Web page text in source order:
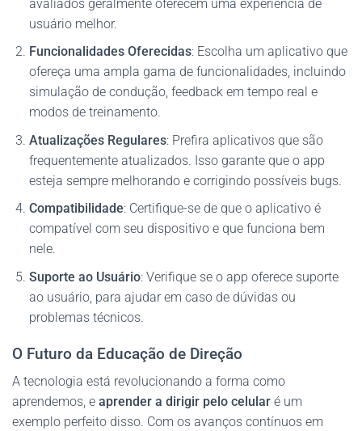
avaliados geralmente oferecem uma experiência de
usuário melhor.
Funcionalidades Oferecidas: Escolha um aplicativo que
ofereça uma ampla gama de funcionalidades, incluindo
simulação de condução, feedback em tempo real e
modos de treinamento.
Atualizações Regulares: Prefira aplicativos que são
frequentemente atualizados. Isso garante que o app
esteja sempre melhorando e corrigindo possíveis bugs.
Compatibilidade: Certifique-se de que o aplicativo é
compatível com seu dispositivo e que funciona bem
nele.
Suporte ao Usuário: Verifique se o app oferece suporte
ao usuário, para ajudar em caso de dúvidas ou
problemas técnicos.
O Futuro da Educação de Direção
A tecnologia está revolucionando a forma como
aprendemos, e aprender a dirigir pelo celular é um
exemplo perfeito disso. Com os avanços contínuos em